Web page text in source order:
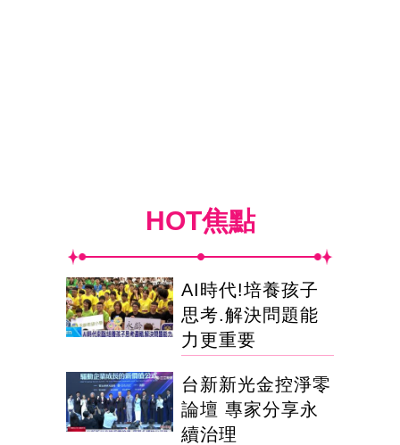
HOT焦點
AI時代!培養孩子
思考.解決問題能
力更重要
台新新光金控淨零
論壇 專家分享永
續治理